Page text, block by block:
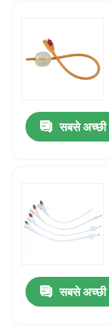
सबसे अच्छी
सबसे अच्छी